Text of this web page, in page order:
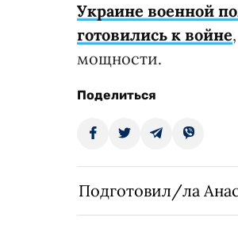
Украине военной
готовились к войне
мощности.
Поделиться
Подготовил/ла